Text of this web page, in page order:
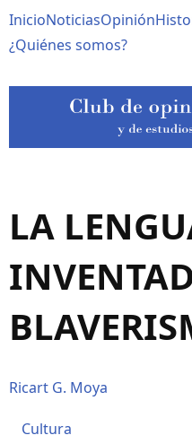
al
contenido
Navegación
principal
InicioNoticiasOpinión
¿Quiénes somos?
LA
Ricart G. Moya
Cultura